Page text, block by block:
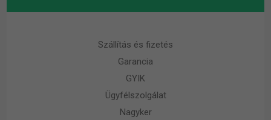
Szállítás és fizetés
Garancia
GYIK
Ügyfélszolgálat
Nagyker